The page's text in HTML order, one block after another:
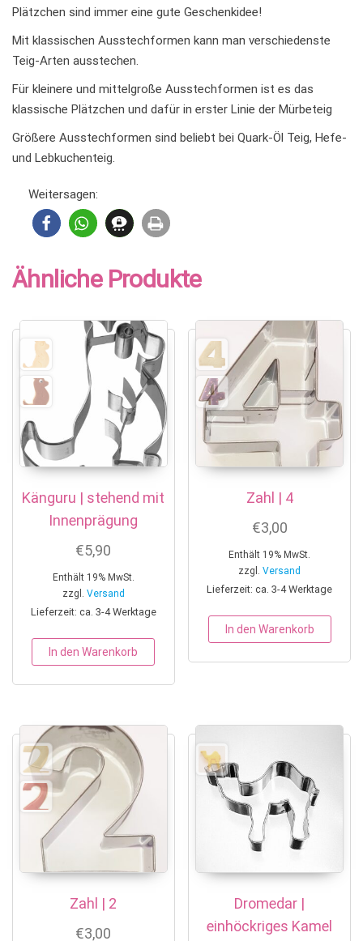
Plätzchen sind immer eine gute Geschenkidee!
Mit klassischen Ausstechformen kann man verschiedenste
Teig-Arten ausstechen.
Für kleinere und mittelgroße Ausstechformen ist es das
klassische Plätzchen und dafür in erster Linie der Mürbeteig
Größere Ausstechformen sind beliebt bei Quark-Öl Teig, Hefe-
und Lebkuchenteig.
Weitersagen:
Ähnliche Produkte
Känguru | stehend mit
Innenprägung
€5,90
Enthält 19% MwSt.
zzgl. Versand
Lieferzeit: ca. 3-4 Werktage
In den Warenkorb
Zahl | 4
€3,00
Enthält 19% MwSt.
zzgl.Versand
Lieferzeit: ca. 3-4 Werktage
In den Warenkorb
Zahl | 2
€3,00
Dromedar |
einhöckriges Kamel